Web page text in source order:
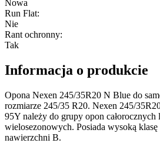
Nowa
Run Flat:
Nie
Rant ochronny:
Tak
Informacja o produkcie
Opona Nexen 245/35R20 N Blue do
rozmiarze 245/35 R20. Nexen 245/
95Y należy do grupy opon
wielosezonowych. Posiada wysoką
nawierzchni B.